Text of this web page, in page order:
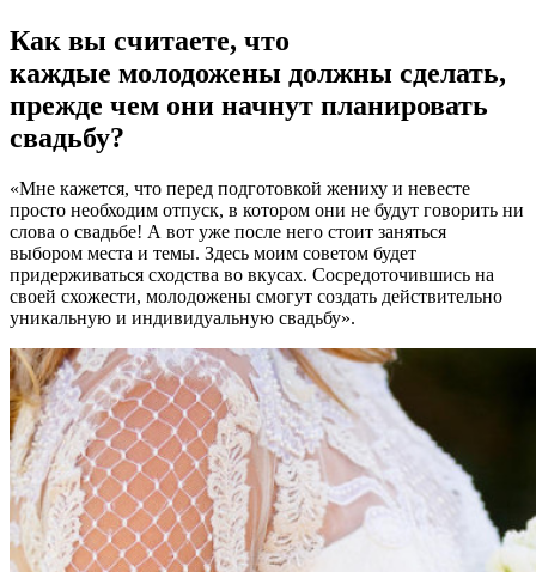
Как вы считаете, что
каждые молодожены должны сделать,
прежде чем они начнут планировать
свадьбу?
«Мне кажется, что перед подготовкой жениху и невесте
просто необходим отпуск, в котором они не будут говорить ни
слова о свадьбе! А вот уже после него стоит заняться
выбором места и темы. Здесь моим советом будет
придерживаться сходства во вкусах. Сосредоточившись на
своей схожести, молодожены смогут создать действительно
уникальную и индивидуальную свадьбу».